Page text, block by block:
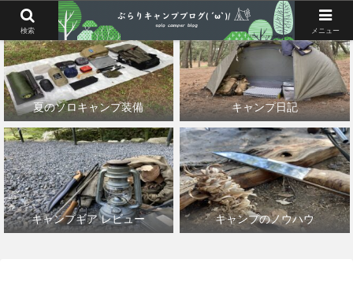
夏のソロキャンプ装備 キャンプ日記
キャンプギア レビュー キャンプのノウハウ
検索 メニュー